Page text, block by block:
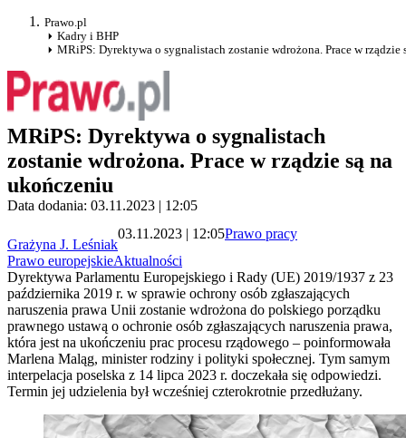
Prawo.pl
Kadry i BHP
MRiPS: Dyrektywa o sygnalistach zostanie wdrożona. Prace w rządzie
MRiPS: Dyrektywa o sygnalistach
zostanie wdrożona. Prace w rządzie są na
ukończeniu
Data dodania: 03.11.2023 | 12:05
Grażyna J. Leśniak
03.11.2023 | 12:05Prawo pracy
Prawo europejskieAktualności
Dyrektywa Parlamentu Europejskiego i Rady (UE) 2019/1937 z 23
października 2019 r. w sprawie ochrony osób zgłaszających
naruszenia prawa Unii zostanie wdrożona do polskiego porządku
prawnego ustawą o ochronie osób zgłaszających naruszenia prawa,
która jest na ukończeniu prac procesu rządowego – poinformowała
Marlena Maląg, minister rodziny i polityki społecznej. Tym samym
interpelacja poselska z 14 lipca 2023 r. doczekała się odpowiedzi.
Termin jej udzielenia był wcześniej czterokrotnie przedłużany.